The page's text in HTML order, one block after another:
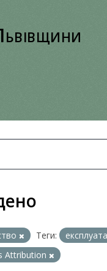
Теги:
Attribution